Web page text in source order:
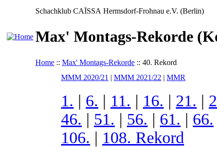
Schachklub CAÏSSA Hermsdorf-Frohnau e.V. (Berlin)
Max' Montags-Rekorde
Home :: Max' Montags-Rekorde :: 40. Rekord
MMM 2020/21 | MMM 2021/22 | MMR
1. | 6. | 11. | 16. | 21. |
46. | 51. | 56. | 61. | 66.
106. | 108. Rekord